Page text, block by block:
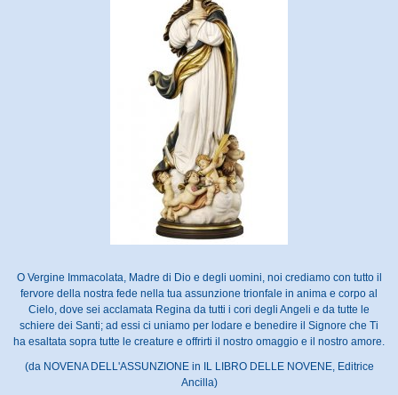
O Vergine Immacolata, Madre di Dio e degli uomini, noi crediamo con tutto il
fervore della nostra fede nella tua assunzione trionfale in anima e corpo al
Cielo, dove sei acclamata Regina da tutti i cori degli Angeli e da tutte le
schiere dei Santi; ad essi ci uniamo per lodare e benedire il Signore che Ti
ha esaltata sopra tutte le creature e offrirti il nostro omaggio e il nostro amore.
(da NOVENA DELL'ASSUNZIONE in IL LIBRO DELLE NOVENE, Editrice
Ancilla)